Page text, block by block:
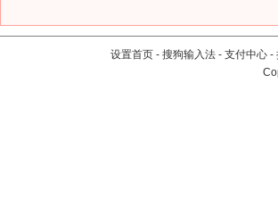
设置首页 - 搜狗输入法 - 支付中心 -